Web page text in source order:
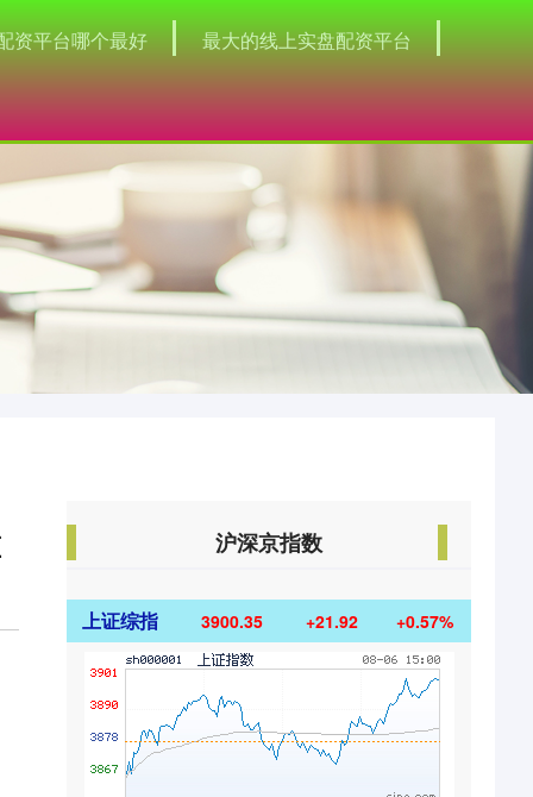
资平台哪个最好 最大的线上实盘配资平台
沪深京指数
上证综指 3900.35 +21.92 +0.57%